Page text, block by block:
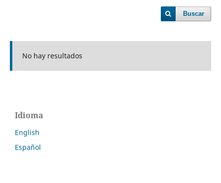
Buscar
No hay resultados
Idioma
English
Español